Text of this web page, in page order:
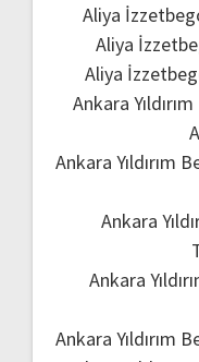
Aliya
Aliya
Aliya
Ankara
Ankara Yıldırım
Ankara
Ankara
Ankara Yıldırım